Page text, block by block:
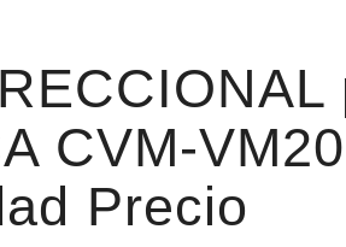
CVM-
Precio